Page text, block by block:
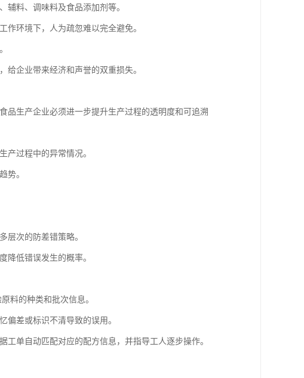
辅料、调味料及食品添加剂等。
作环境下，人为疏忽难以完全避免。
给企业带来经济和声誉的双重损失。
品生产企业必须进一步提升生产过程的透明度和可追溯
产过程中的异常情况。
势。
层次的防差错策略。
降低错误发生的概率。
料的种类和批次信息。
偏差或标识不清导致的误用。
单自动匹配对应的配方信息，并指导工人逐步操作。